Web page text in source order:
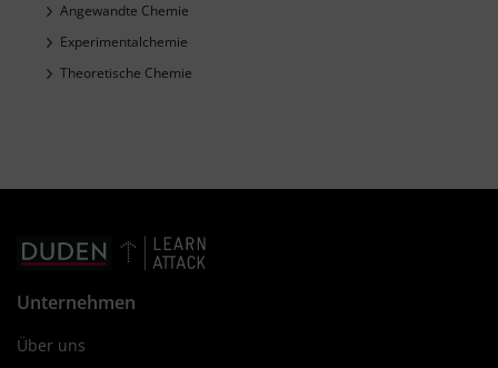
Angewandte Chemie
Experimentalchemie
Theoretische Chemie
Unternehmen
Über uns